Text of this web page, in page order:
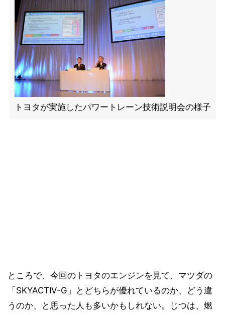
トヨタが実施したパワートレーン技術説明会の様子
ところで、今回のトヨタのエンジンを見て、マツダの
「SKYACTIV-G」とどちらが優れているのか、どう違
うのか、と思った人も多いかもしれない。じつは、燃